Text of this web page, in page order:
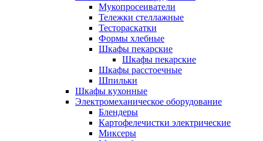
Мукопросеиватели
Тележки стеллажные
Тестораскатки
Формы хлебные
Шкафы пекарские
Шкафы пекарские
Шкафы расстоечные
Шпильки
Шкафы кухонные
Электромеханическое оборудование
Блендеры
Картофелечистки электрические
Миксеры